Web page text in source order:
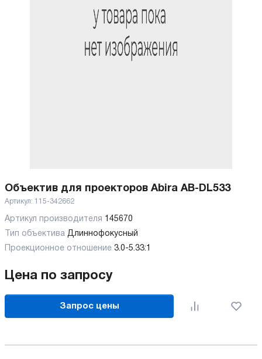
Объектив для проекторов Abira AB-DL533
Артикул: 115-342662
Артикул производителя 145670
Тип объектива Длиннофокусный
Проекционное отношение 3.0-5.33:1
Цена по запросу
Запрос цены